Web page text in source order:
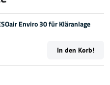
Enviro 30 für Kläranlage
In den Korb!